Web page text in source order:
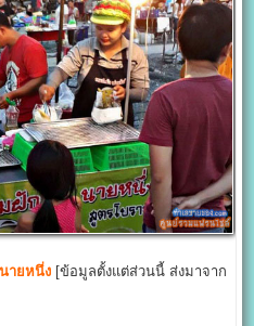
ายหนึ่ง [ข้อมูลตั้งแต่ส่วนนี้ ส่งมาจาก